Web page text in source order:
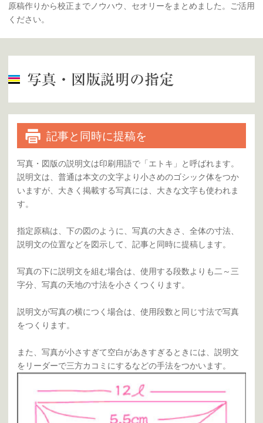
原稿作りから校正までノウハウ、セオリーをまとめました。ご活用
ください。
記事と同時に提稿を
写真・図版の説明文は印刷用語で「エトキ」と呼ばれます。
説明文は、普通は本文の文字より小さめのゴシック体をつか
いますが、大きく掲載する写真には、大きな文字も使われま
す。
指定原稿は、下の図のように、写真の大きさ、全体の寸法、
説明文の位置などを図示して、記事と同時に提稿します。
写真の下に説明文を組む場合は、使用する段数よりも二～三
字分、写真の天地の寸法を小さくつくります。
説明文が写真の横につく場合は、使用段数と同じ寸法で写真
をつくります。
また、写真が小さすぎて空白があきすぎるときには、説明文
をリーダーで三方カコミにするなどの手法をつかいます。